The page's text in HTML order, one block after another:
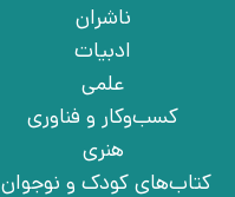
ناشران
ادبیات
علمی
کسب‌وکار و فناوری
هنری
کتاب‌های کودک و نوجوان